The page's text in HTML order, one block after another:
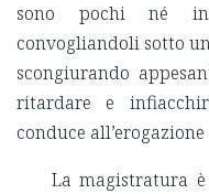
sono pochi né
convogliandoli sotto
scongiurando
ritardare e
conduce
La magistratura